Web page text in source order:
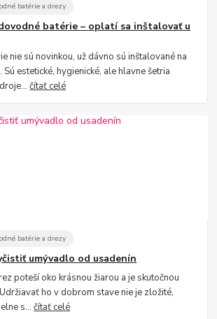
batérie a drezy
batérie – oplatí sa inštalovať u
nie sú novinkou, už dávno sú inštalované na
estetické, hygienické, ale hlavne šetria
čítať celé
batérie a drezy
umývadlo od usadenín
poteší oko krásnou žiarou a je skutočnou
ho v dobrom stave nie je zložité,
s...čítať celé